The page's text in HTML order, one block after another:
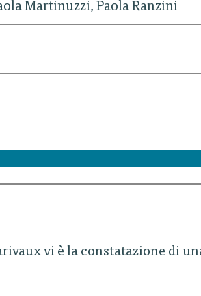
Martinuzzi, Paola Ranzini
vi è la constatazione di